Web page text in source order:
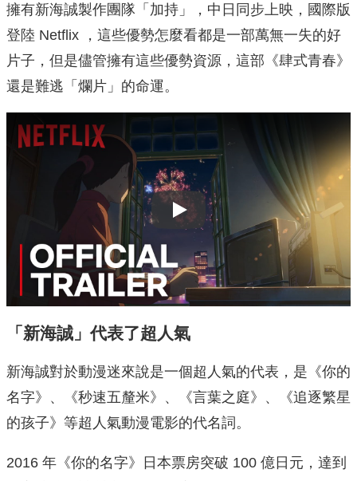
擁有新海誠製作團隊「加持」，中日同步上映，國際版
登陸 Netflix ，這些優勢怎麼看都是一部萬無一失的好
片子，但是儘管擁有這些優勢資源，這部《肆式青春》
還是難逃「爛片」的命運。
Play
「新海誠」代表了超人氣
新海誠對於動漫迷來說是一個超人氣的代表，是《你的
名字》、《秒速五釐米》、《言葉之庭》、《追逐繁星
的孩子》等超人氣動漫電影的代名詞。
2016 年《你的名字》日本票房突破 100 億日元，達到